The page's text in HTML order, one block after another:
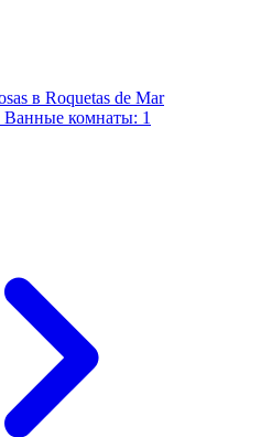
в Roquetas de Mar
комнаты: 1